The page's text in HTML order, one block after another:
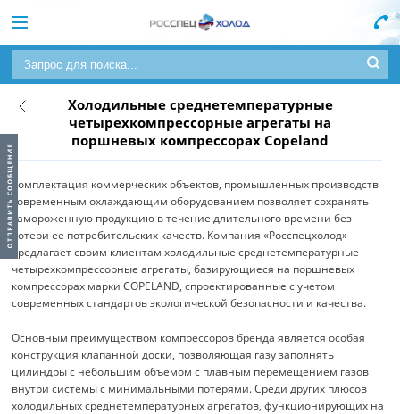
Холодильные среднетемпературные
четырехкомпрессорные агрегаты на
поршневых компрессорах Copeland
Комплектация коммерческих объектов, промышленных производств
современным охлаждающим оборудованием позволяет сохранять
замороженную продукцию в течение длительного времени без
потери ее потребительских качеств. Компания «Росспецхолод»
предлагает своим клиентам холодильные среднетемпературные
четырехкомпрессорные агрегаты, базирующиеся на поршневых
компрессорах марки COPELAND, спроектированные с учетом
современных стандартов экологической безопасности и качества.
Основным преимуществом компрессоров бренда является особая
конструкция клапанной доски, позволяющая газу заполнять
цилиндры с небольшим объемом с плавным перемещением газов
внутри системы с минимальными потерями. Среди других плюсов
холодильных среднетемпературных агрегатов, функционирующих на